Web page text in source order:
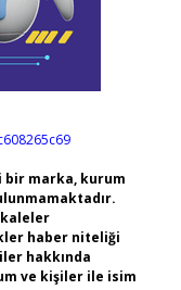
marka, kurum
haber niteliği
hakkında
ve kişiler ile isim